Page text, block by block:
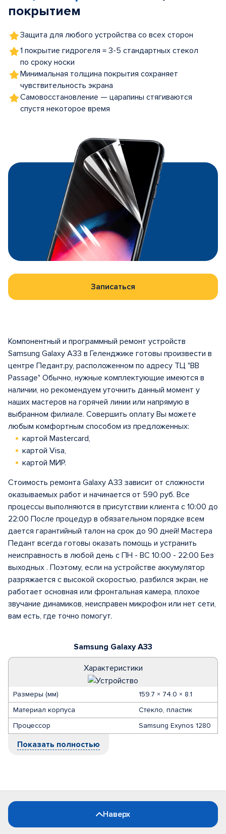
покрытием
Защита для любого устройства со всех сторон
1 покрытие гидрогеля = 3-5 стандартных стекол
по сроку носки
Минимальная толщина покрытия сохраняет
чувствительность экрана
Самовосстановление — царапины стягиваются
спустя некоторое время
Записаться
Samsung Galaxy A33
Характеристики
Размеры (мм)
159.7 × 74.0 × 8.1
Материал корпуса
Стекло, пластик
Процессор
Samsung Exynos 1280
Показать полностью
Компонентный и программный ремонт устройств
Samsung Galaxy A33 в Геленджике готовы произвести в
центре Педант.ру, расположенном по адресу ТЦ "BB
Passage" Обычно, нужные комплектующие имеются в
наличии, но рекомендуем уточнить данный момент у
наших мастеров на горячей линии или напрямую в
выбранном филиале. Совершить оплату Вы можете
любым комфортным способом из предложенных:
картой Mastercard,
картой Visa,
картой МИР.
Стоимость ремонта Galaxy A33 зависит от сложности
оказываемых работ и начинается от 590 руб. Все
процессы выполняются в присутствии клиента с 10:00 до
22:00 После процедур в обязательном порядке всем
дается гарантийный талон на срок до 90 дней! Мастера
Педант всегда готовы оказать помощь и устранить
неисправность в любой день с ПН - ВС 10:00 - 22:00 Без
выходных . Поэтому, если на устройстве аккумулятор
разряжается с высокой скоростью, разбился экран, не
работает основная или фронтальная камера, плохое
звучание динамиков, неисправен микрофон или нет сети,
вам есть, где точно помогут.
Наверх